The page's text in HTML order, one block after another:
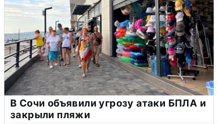
В Сочи объявили угрозу атаки БПЛА и
закрыли пляжи